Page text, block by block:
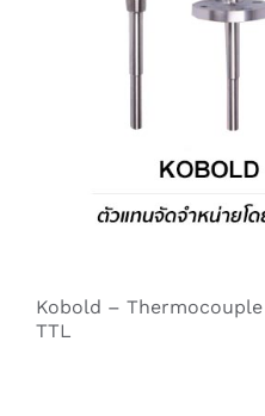
Kobold –
TTL